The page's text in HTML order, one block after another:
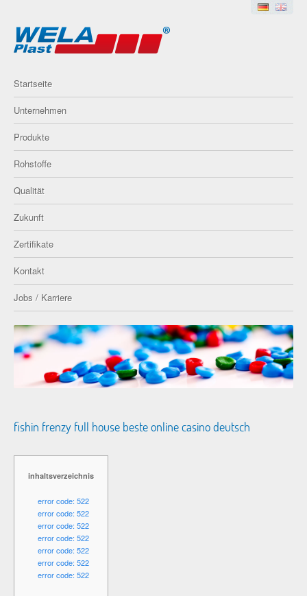
Startseite
Unternehmen
Produkte
Rohstoffe
Qualität
Zukunft
Zertifikate
Kontakt
Jobs / Karriere
fishin frenzy full house beste online casino deutsch
inhaltsverzeichnis
error code: 522
error code: 522
error code: 522
error code: 522
error code: 522
error code: 522
error code: 522